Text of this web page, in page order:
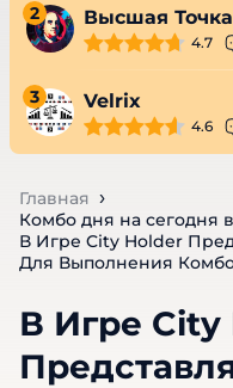
2 Высшая Точка
4.7
3 Velrix
4.6
Главная
Комбо дня на сегодня
В Игре City Holder
Для Выполнения
В Игре City